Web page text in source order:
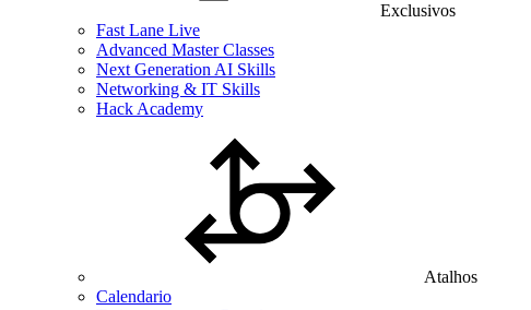
Exclusivos
Fast Lane Live
Advanced Master Classes
Next Generation AI Skills
Networking & IT Skills
Hack Academy
Atalhos
Calendario